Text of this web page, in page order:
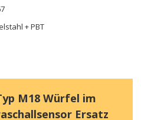
+ PBT
M18 Würfel im
Ersatz